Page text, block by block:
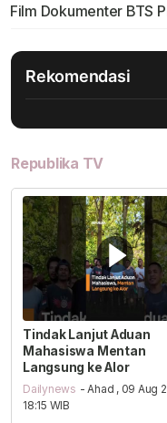
Film Dokumenter BTS
Rekomendasi
Republika TV
Tindak Lanjut Aduan
Mahasiswa Mentan
Langsung ke Alor
Dailynews - Ahad , 09 Aug
18:15 WIB